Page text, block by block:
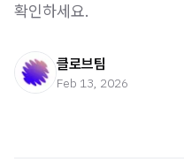
확인하세요.
클로브팀
Feb 13, 2026